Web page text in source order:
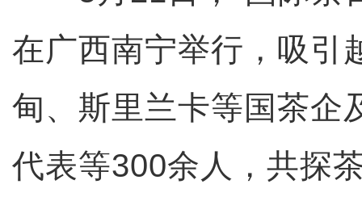
在广西南宁举行，吸引
甸、斯里兰卡等国茶企
代表等300余人，共探